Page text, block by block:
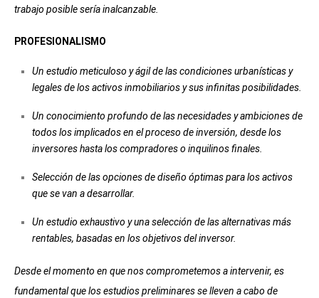
trabajo posible sería inalcanzable.
PROFESIONALISMO
Un estudio meticuloso y ágil de las condiciones urbanísticas y
legales de los activos inmobiliarios y sus infinitas posibilidades.
Un conocimiento profundo de las necesidades y ambiciones de
todos los implicados en el proceso de inversión, desde los
inversores hasta los compradores o inquilinos finales.
Selección de las opciones de diseño óptimas para los activos
que se van a desarrollar.
Un estudio exhaustivo y una selección de las alternativas más
rentables, basadas en los objetivos del inversor.
Desde el momento en que nos comprometemos a intervenir, es
fundamental que los estudios preliminares se lleven a cabo de